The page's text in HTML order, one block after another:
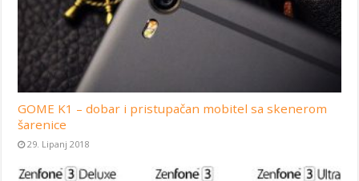
GOME K1 – dobar i pristupačan mobitel sa skenerom
šarenice
29. Lipanj 2018